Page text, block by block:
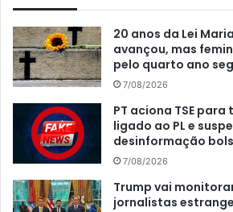
20 anos da Lei
avançou, mas
pelo quarto ano
7/08/2026
PT aciona TSE
ligado ao PL e
desinformação
7/08/2026
Trump vai
jornalistas